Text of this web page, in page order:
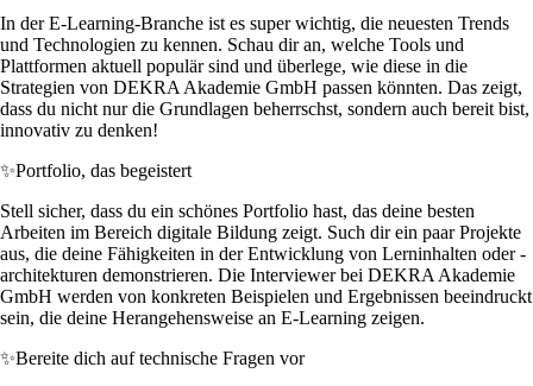
In der E-Learning-Branche ist es super wichtig, die neuesten Trends
und Technologien zu kennen. Schau dir an, welche Tools und
Plattformen aktuell populär sind und überlege, wie diese in die
Strategien von DEKRA Akademie GmbH passen könnten. Das zeigt,
dass du nicht nur die Grundlagen beherrschst, sondern auch bereit bist,
innovativ zu denken!
✨Portfolio, das begeistert
Stell sicher, dass du ein schönes Portfolio hast, das deine besten
Arbeiten im Bereich digitale Bildung zeigt. Such dir ein paar Projekte
aus, die deine Fähigkeiten in der Entwicklung von Lerninhalten oder -
architekturen demonstrieren. Die Interviewer bei DEKRA Akademie
GmbH werden von konkreten Beispielen und Ergebnissen beeindruckt
sein, die deine Herangehensweise an E-Learning zeigen.
✨Bereite dich auf technische Fragen vor